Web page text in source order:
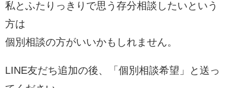
私とふたりっきりで思う存分相談したいという
方は
個別相談の方がいいかもしれません。
LINE友だち追加の後、「個別相談希望」と送っ